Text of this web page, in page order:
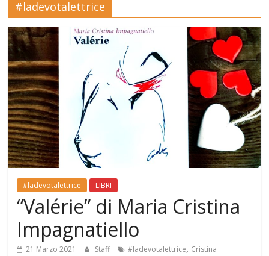
Mensile
di
arte,
cultura,
turismo
e
curiosità
#ladevotalettrice
#ladevotalettrice LIBRI
“Valérie” di Maria Cristina
Impagnatiello
21 Marzo 2021 Staff #ladevotalettrice, Cristina